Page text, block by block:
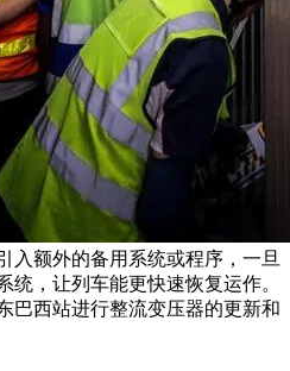
入额外的备用系统或程序，一旦
统，让列车能更快速恢复运作。
巴西站进行整流变压器的更新和